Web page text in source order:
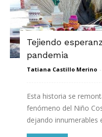
Tejiendo
pandemia
Tatiana Castillo Merino -
Esta historia se
fenómeno del Niño
dejando innumerables